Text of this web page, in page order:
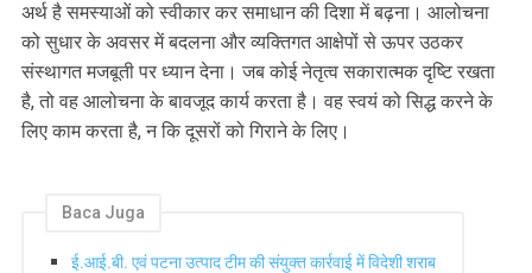
अर्थ है समस्याओं को स्वीकार कर समाधान की दिशा में बढ़ना। आलोचना
को सुधार के अवसर में बदलना और व्यक्तिगत आक्षेपों से ऊपर उठकर
संस्थागत मजबूती पर ध्यान देना। जब कोई नेतृत्व सकारात्मक दृष्टि रखता
है, तो वह आलोचना के बावजूद कार्य करता है। वह स्वयं को सिद्ध करने के
लिए काम करता है, न कि दूसरों को गिराने के लिए।
Baca Juga
ई.आई.बी. एवं पटना उत्पाद टीम की संयुक्त कार्रवाई में विदेशी शराब